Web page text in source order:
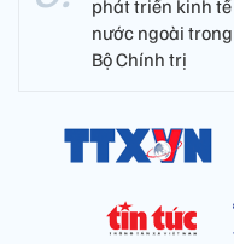
phát triển kinh
nước ngoài
Bộ Chính trị